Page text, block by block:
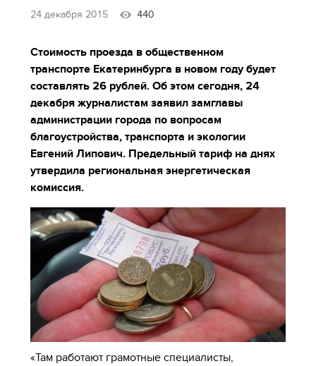
24 декабря 2015 440
Стоимость проезда в общественном
транспорте Екатеринбурга в новом году будет
составлять 26 рублей. Об этом сегодня, 24
декабря журналистам заявил замглавы
администрации города по вопросам
благоустройства, транспорта и экологии
Евгений Липович. Предельный тариф на днях
утвердила региональная энергетическая
комиссия.
«Там работают грамотные специалисты,